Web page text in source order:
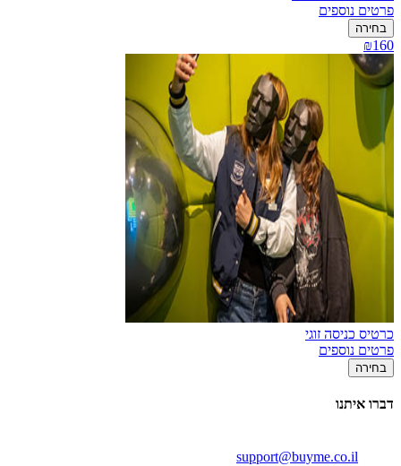
פרטים נוספים
בחירה
₪160
כרטיס כניסה זוגי
פרטים נוספים
בחירה
דברו איתנו
support@buyme.co.il